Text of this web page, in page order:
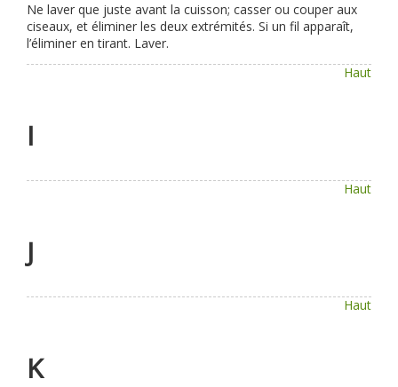
Ne laver que juste avant la cuisson; casser ou couper aux
ciseaux, et éliminer les deux extrémités. Si un fil apparaît,
l’éliminer en tirant. Laver.
Haut
I
Haut
J
Haut
K